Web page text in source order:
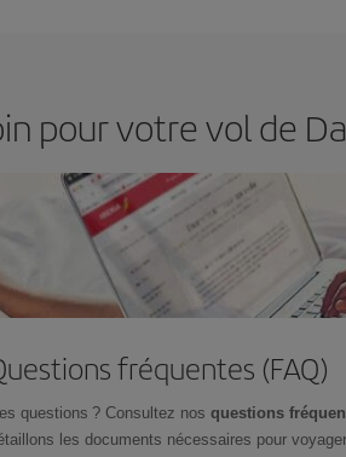
pour votre vol de
fréquentes (FAQ)
questions ? Consultez nos questions
les documents nécessaires pour